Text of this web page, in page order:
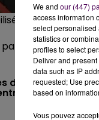
sur cet
par La rédaction
de Briouze,
la vie et la
We and our (447)
access information
select personalised
statistics or
profiles to select
Deliver and
data such as IP
requested; Use
based on
Vous pouvez